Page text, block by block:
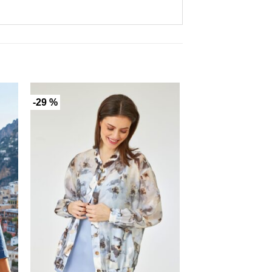
-29 %